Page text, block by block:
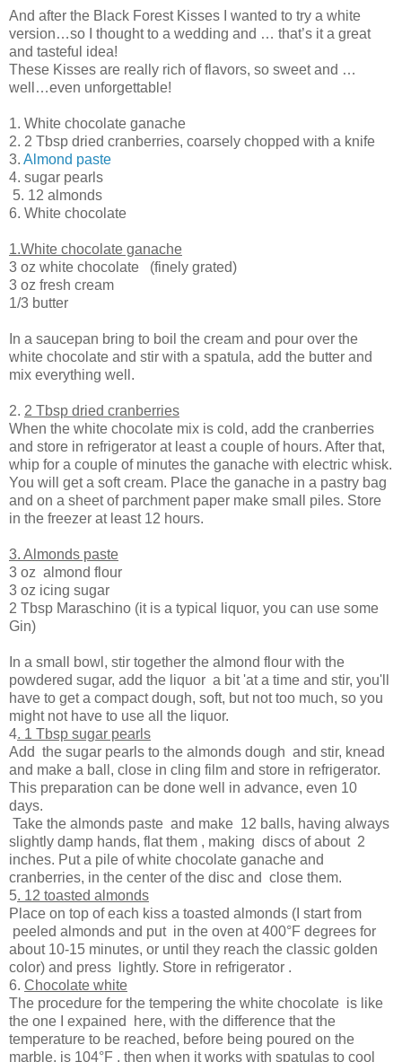
And after the Black Forest Kisses I wanted to try a white
version…so I thought to a wedding and … that’s it a great
and tasteful idea!
These Kisses are really rich of flavors, so sweet and …
well…even unforgettable!
1. White chocolate ganache
2. 2 Tbsp dried cranberries, coarsely chopped with a knife
3. Almond paste
4. sugar pearls
5. 12 almonds
6. White chocolate
1.White chocolate ganache
3 oz white chocolate
(finely grated)
3 oz fresh cream
1/3 butter
In a saucepan bring to boil the cream and pour over the
white chocolate and stir with a spatula, add the butter and
mix everything well.
2. 2 Tbsp dried cranberries
When the white chocolate mix is cold, add the cranberries
and store in refrigerator at least a couple of hours. After that,
whip for a couple of minutes the ganache with electric whisk.
You will get a soft cream. Place the ganache in a pastry bag
and on a sheet of parchment paper make small piles. Store
in the freezer at least 12 hours.
3. Almonds paste
3 oz almond flour
3 oz icing sugar
2 Tbsp Maraschino (it is a typical liquor, you can use some
Gin)
In a small bowl, stir together the almond flour with the
powdered sugar, add the liquor a bit 'at a time and stir, you'll
have to get a compact dough, soft, but not too much, so you
might not have to use all the liquor.
4. 1 Tbsp sugar pearls
Add the sugar pearls to the almonds dough and stir, knead
and make a ball, close in cling film and store in refrigerator.
This preparation can be done well in advance, even 10
days.
Take the almonds paste and make 12 balls, having always
slightly damp hands, flat them , making discs of about 2
inches. Put a pile of white chocolate ganache and
cranberries, in the center of the disc and close them.
5. 12 toasted almonds
Place on top of each kiss a toasted almonds (I start from
peeled almonds and put in the oven at 400°F degrees for
about 10-15 minutes, or until they reach the classic golden
color) and press
lightly. Store in refrigerator .
6. Chocolate white
The procedure for the tempering the white chocolate is like
the one I expained
here, with the difference that the
temperature to be reached, before being poured on the
marble, is 104°F , then when it works with spatulas to cool